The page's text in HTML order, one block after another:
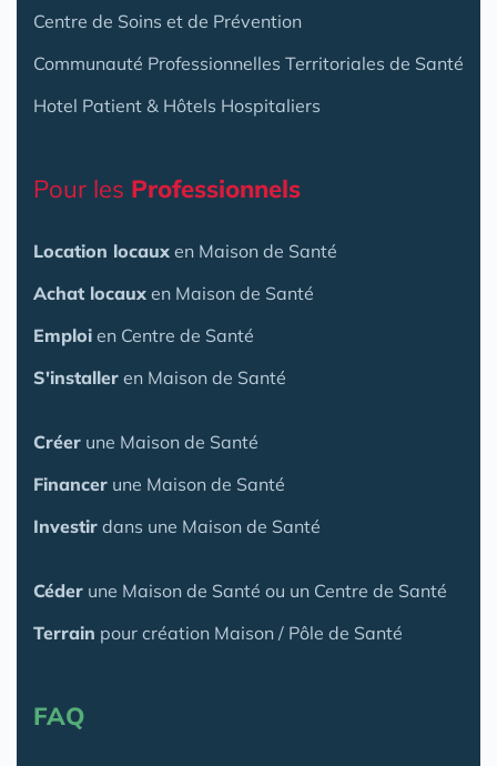
Centre de Soins et de Prévention
Communauté Professionnelles Territoriales de Santé
Hotel Patient & Hôtels Hospitaliers
Pour les Professionnels
Location locaux en Maison de Santé
Achat locaux en Maison de Santé
Emploi en Centre de Santé
S'installer en Maison de Santé
Créer une Maison de Santé
Financer une Maison de Santé
Investir dans une Maison de Santé
Céder une Maison de Santé ou un Centre de Santé
Terrain pour création Maison / Pôle de Santé
FAQ